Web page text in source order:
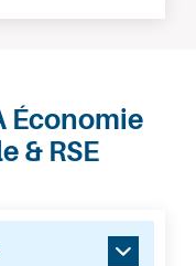
Économie
& RSE